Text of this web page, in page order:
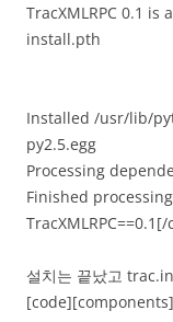
TracXMLRPC 0.1
install.pth
Installed /usr/lib/
py2.5.egg
Processing
Finished
설치는 끝났고
[code][components]